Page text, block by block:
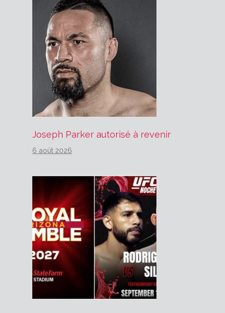
Joseph Parker autorisé à revenir
6 août 2026